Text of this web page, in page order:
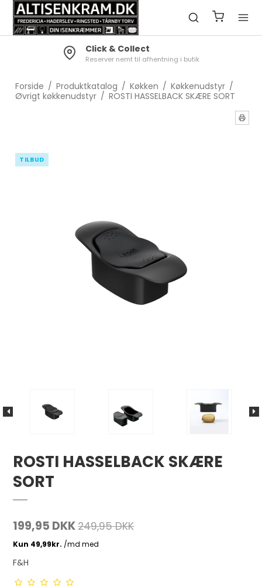
Click & Collect
Reserver nemt til afhentning i butik
Forside / Produktkatalog / Køkken / Køkkenudstyr /
Øvrigt køkkenudstyr / ROSTI HASSELBACK SKÆRE SORT
TILBUD
ROSTI HASSELBACK SKÆRE
SORT
199,95 DKK249,95 DKK
F&H